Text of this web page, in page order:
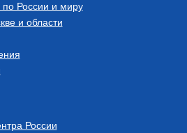
России и миру
и области
России